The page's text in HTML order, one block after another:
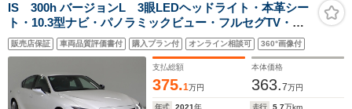
IS 300h バージョンL 3眼LEDヘッドライト・本革シー
ト・10.3型ナビ・パノラミックビュー・フルセグTV・シ
ートクーラー/ヒーター・レーダークルーズ・レーンキー
プ・電動リヤサンシェード・純正19インチアルミホイー
販売店保証 車両品質評価書付 購入プラン付 オンライン相談可 360°画像付
支払総額
375.1万円
本体価格
363.7万円